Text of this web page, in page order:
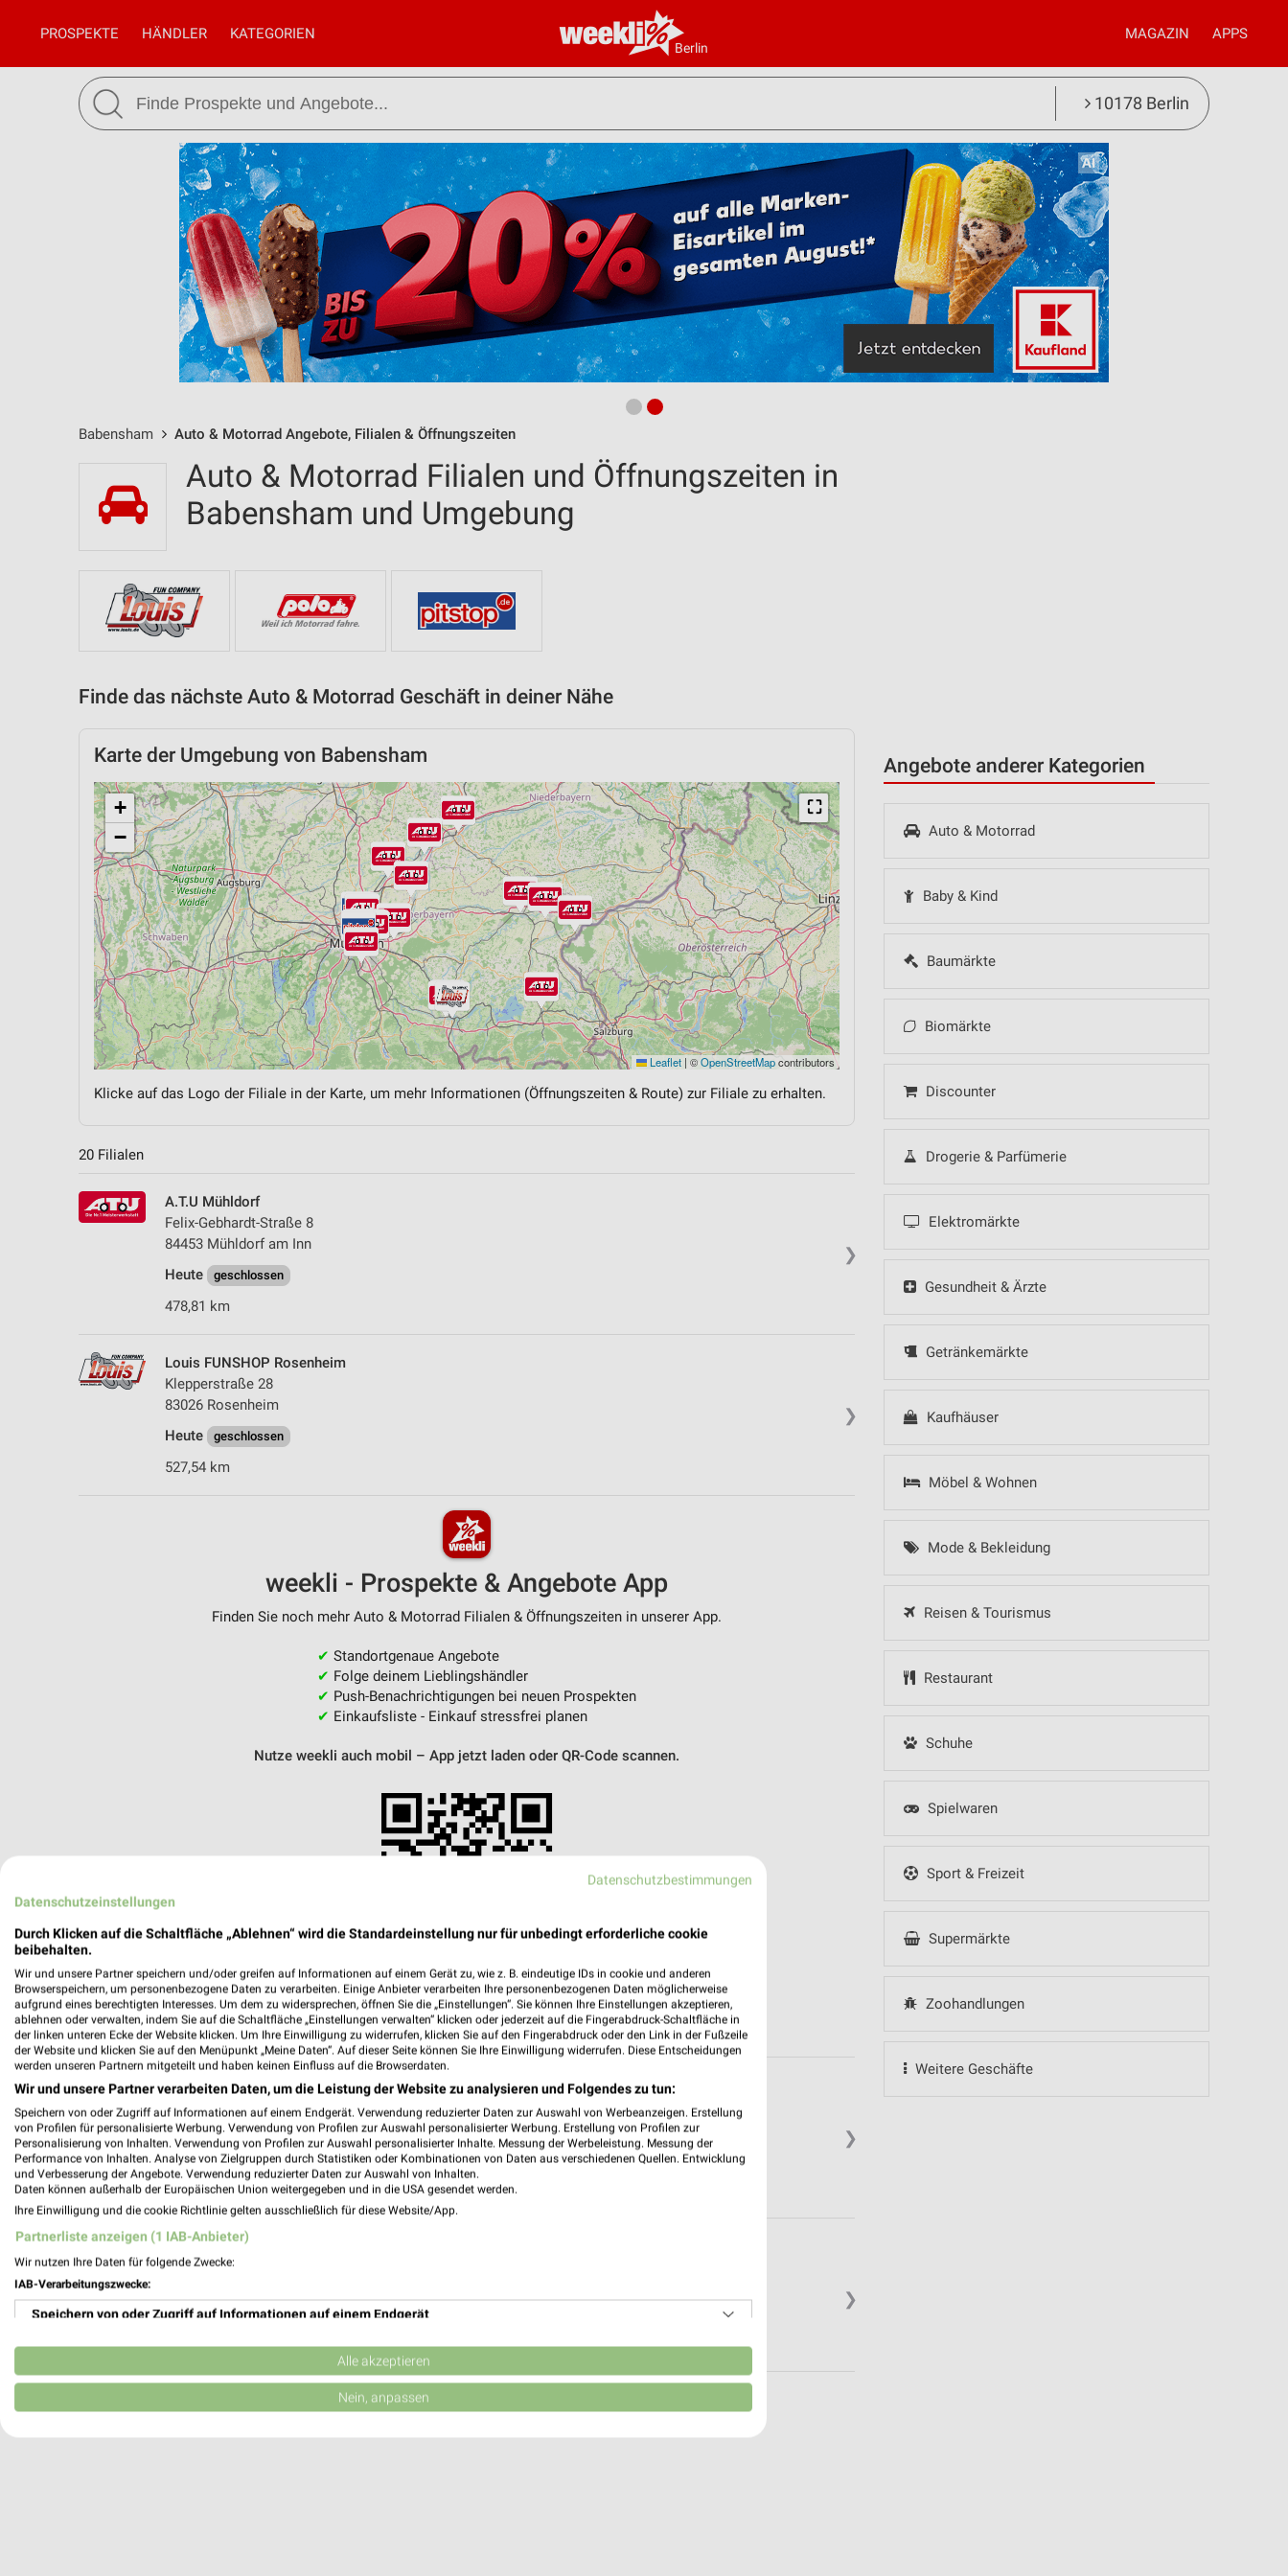
Berlin
PROSPEKTE HÄNDLER KATEGORIEN MAGAZIN APPS
10178 Berlin
Babensham Auto & Motorrad Angebote, Filialen & Öffnungszeiten
Angebote anderer Kategorien
Auto & Motorrad
Baby & Kind
Baumärkte
Biomärkte
Discounter
Drogerie & Parfümerie
Elektromärkte
Gesundheit & Ärzte
Getränkemärkte
Kaufhäuser
Möbel & Wohnen
Mode & Bekleidung
Reisen & Tourismus
Restaurant
Schuhe
Spielwaren
Sport & Freizeit
Supermärkte
Zoohandlungen
Weitere Geschäfte
Auto & Motorrad Filialen und Öffnungszeiten in
Babensham und Umgebung
Finde das nächste Auto & Motorrad Geschäft in deiner Nähe
Karte der Umgebung von Babensham
⛶
+
−
Leaflet | ©OpenStreetMapcontributors
Klicke auf das Logo der Filiale in der Karte, um mehr Informationen (Öffnungszeiten & Route) zur Filiale zu erhalten.
20 Filialen
❯
A.T.U Mühldorf
Felix-Gebhardt-Straße 8
84453 Mühldorf am Inn
Heute
geschlossen
478,81 km
❯
Louis FUNSHOP Rosenheim
Klepperstraße 28
83026 Rosenheim
Heute
geschlossen
527,54 km
weekli - Prospekte & Angebote App
Finden Sie noch mehr Auto & Motorrad Filialen & Öffnungszeiten in unserer App.
✔ Standortgenaue Angebote
✔ Folge deinem Lieblingshändler
✔ Push-Benachrichtigungen bei neuen Prospekten
✔ Einkaufsliste - Einkauf stressfrei planen
Nutze weekli auch mobil – App jetzt laden oder QR-Code scannen.
❯
POLO Motorrad Store Rosenheim
Äußere Münchener Straße 68
83026 Rosenheim
Heute geschlossen
527,34 km
❯
A.T.U Rosenheim - Kolbermoor
Georg-Aicher-Straße 20
Heute geschlossen
527,85 km
Datenschutzbestimmungen
Datenschutzeinstellungen
Durch Klicken auf die Schaltfläche „Ablehnen“ wird die Standardeinstellung nur für unbedingt erforderliche cookie
beibehalten.
Wir und unsere Partner speichern und/oder greifen auf Informationen auf einem Gerät zu, wie z. B. eindeutige IDs in cookie und anderen
Browserspeichern, um personenbezogene Daten zu verarbeiten. Einige Anbieter verarbeiten Ihre personenbezogenen Daten möglicherweise
aufgrund eines berechtigten Interesses. Um dem zu widersprechen, öffnen Sie die „Einstellungen“. Sie können Ihre Einstellungen akzeptieren,
ablehnen oder verwalten, indem Sie auf die Schaltfläche „Einstellungen verwalten“ klicken oder jederzeit auf die Fingerabdruck-Schaltfläche in
der linken unteren Ecke der Website klicken. Um Ihre Einwilligung zu widerrufen, klicken Sie auf den Fingerabdruck oder den Link in der Fußzeile
der Website und klicken Sie auf den Menüpunkt „Meine Daten“. Auf dieser Seite können Sie Ihre Einwilligung widerrufen. Diese Entscheidungen
werden unseren Partnern mitgeteilt und haben keinen Einfluss auf die Browserdaten.
Wir und unsere Partner verarbeiten Daten, um die Leistung der Website zu analysieren und Folgendes zu tun:
Speichern von oder Zugriff auf Informationen auf einem Endgerät. Verwendung reduzierter Daten zur Auswahl von Werbeanzeigen. Erstellung
von Profilen für personalisierte Werbung. Verwendung von Profilen zur Auswahl personalisierter Werbung. Erstellung von Profilen zur
Personalisierung von Inhalten. Verwendung von Profilen zur Auswahl personalisierter Inhalte. Messung der Werbeleistung. Messung der
Performance von Inhalten. Analyse von Zielgruppen durch Statistiken oder Kombinationen von Daten aus verschiedenen Quellen. Entwicklung
und Verbesserung der Angebote. Verwendung reduzierter Daten zur Auswahl von Inhalten.
Daten können außerhalb der Europäischen Union weitergegeben und in die USA gesendet werden.
Ihre Einwilligung und die cookie Richtlinie gelten ausschließlich für diese Website/App.
Partnerliste anzeigen (1 IAB-Anbieter)
Wir nutzen Ihre Daten für folgende Zwecke:
IAB-Verarbeitungszwecke:
Speichern von oder Zugriff auf Informationen auf einem Endgerät
Verwendung reduzierter Daten zur Auswahl von Werbeanzeigen
Erstellung von Profilen für personalisierte Werbung
Alle akzeptieren
Nein, anpassen